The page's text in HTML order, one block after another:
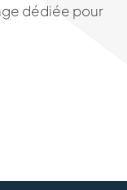
dédiée pour